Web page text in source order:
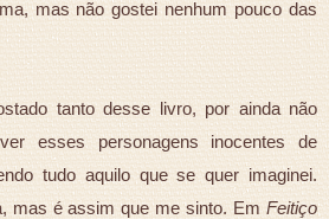
mas não gostei nenhum pouco das
tanto desse livro, por ainda não
esses personagens inocentes de
tudo aquilo que se quer imaginei.
mas é assim que me sinto. EmFeitiço